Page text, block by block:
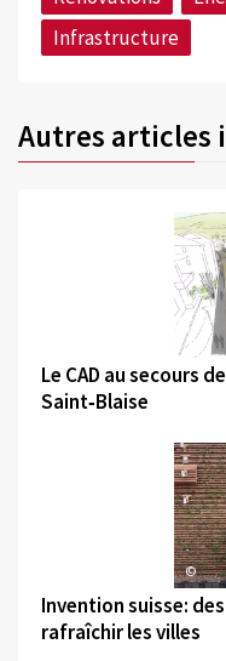
Infrastructure
Autres articles
©
Le CAD au secours
Saint‑Blaise
©
Invention suisse:
rafraîchir les villes